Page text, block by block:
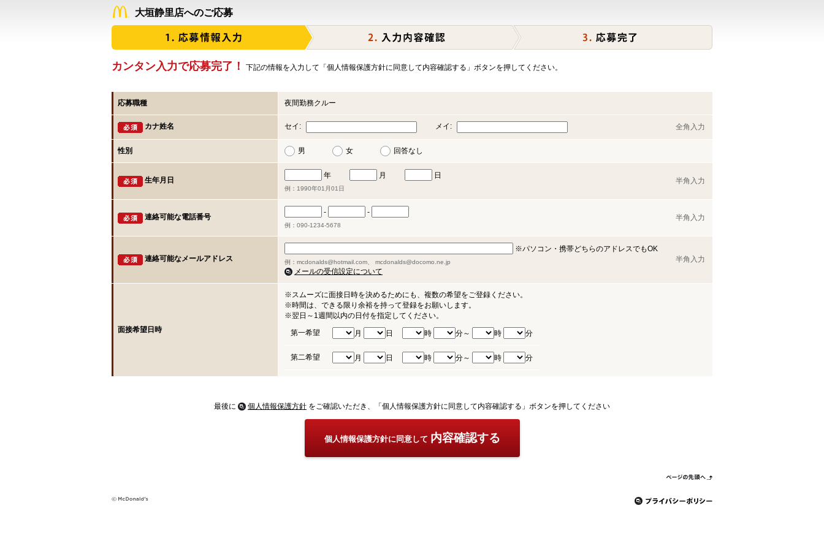
大垣静里店へのご応募
カンタン入力で応募完了！ 下記の情報を入力して「個人情報保護方針に同意して内容確認する」ボタンを押してください。
応募職種 夜間勤務クルー
カナ姓名 セイ: メイ: 全角入力
性別 男 女 回答なし
生年月日
年 月 日
例：1990年01月01日
半角入力
連絡可能な電話番号
- -
例：090-1234-5678
半角入力
連絡可能なメールアドレス
※パソコン・携帯どちらのアドレスでもOK
例：mcdonalds@hotmail.com、 mcdonalds@docomo.ne.jp
メールの受信設定について
半角入力
面接希望日時
※スムーズに面接日時を決めるためにも、複数の希望をご登録ください。
※時間は、できる限り余裕を持って登録をお願いします。
※翌日～1週間以内の日付を指定してください。
第一希望
月 日 時 分～ 時 分
第二希望 月 日 時 分～ 時 分
最後に 個人情報保護方針 をご確認いただき、「個人情報保護方針に同意して内容確認する」ボタンを押してください
個人情報保護方針に同意して 内容確認する